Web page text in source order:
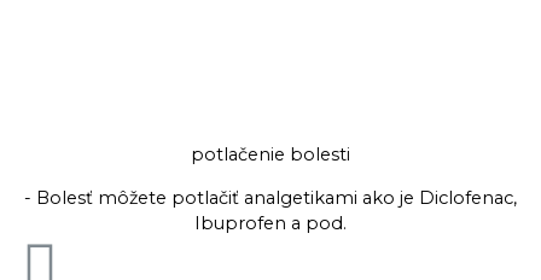
potlačenie bolesti
- Bolesť môžete potlačiť analgetikami ako je Diclofenac,
Ibuprofen a pod.